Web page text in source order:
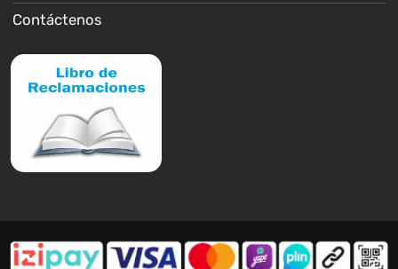
Contáctenos